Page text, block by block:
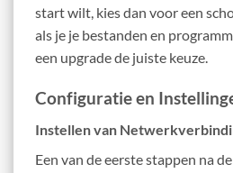
start wilt, kies dan voor een
als je je bestanden en
een upgrade de juiste keuze.
Configuratie en
Instellen van
Een van de eerste stappen na